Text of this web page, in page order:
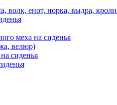
волк, енот, норка, выдра,
меха на сиденья
велюр)
сиденья